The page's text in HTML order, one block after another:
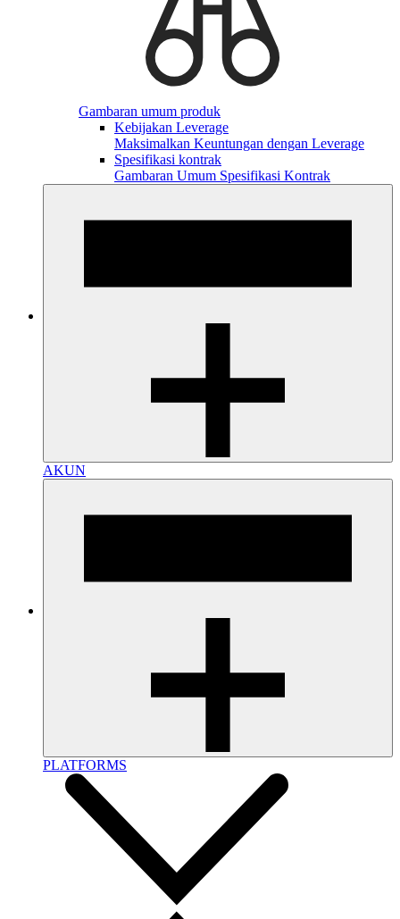
Gambaran umum produk
Kebijakan Leverage
Maksimalkan Keuntungan dengan Leverage
Spesifikasi kontrak
Gambaran Umum Spesifikasi Kontrak
AKUN
PLATFORMS